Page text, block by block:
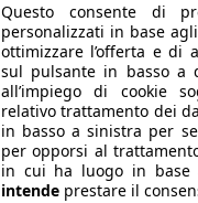
Questo consente di
personalizzati in base
ottimizzare l’offerta e di
sul pulsante in basso a
all’impiego di cookie
relativo trattamento dei
in basso a sinistra per
per opporsi al
in cui ha luogo in base
intende prestare il